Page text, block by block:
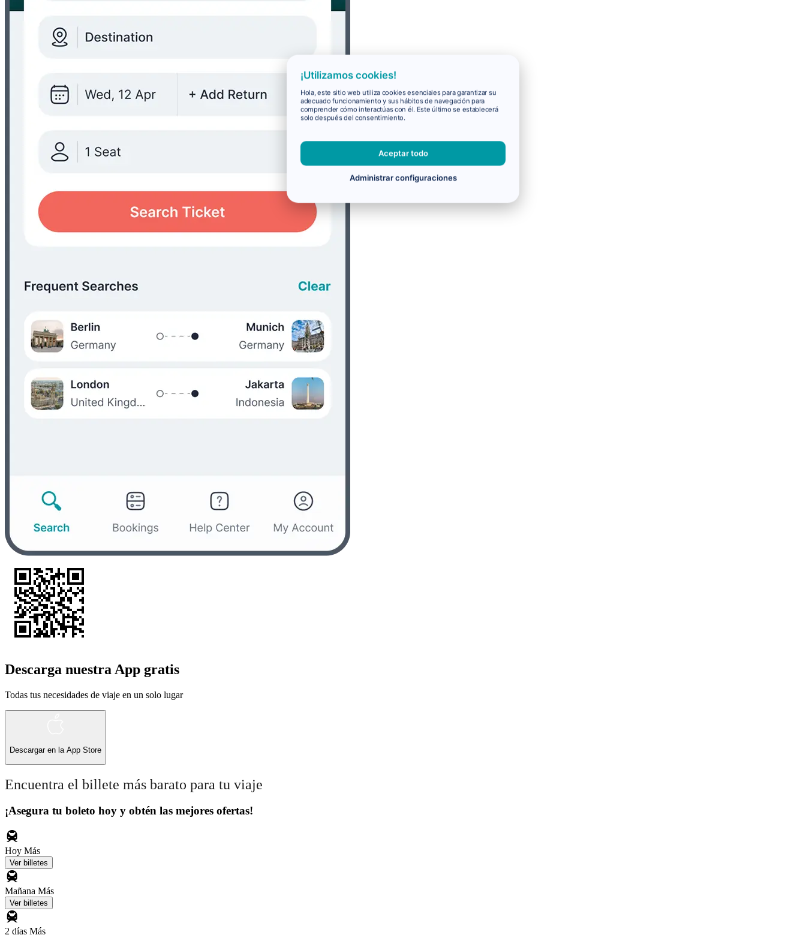
Descarga nuestra App gratis
Todas tus necesidades de viaje en un solo lugar
Descargar en la App Store
Encuentra el billete más barato para tu viaje
¡Asegura tu boleto hoy y obtén las mejores ofertas!
Hoy Más
Ver billetes
Mañana Más
Ver billetes
2 días Más
¡Utilizamos cookies!
Hola, este sitio web utiliza cookies esenciales para garantizar su
adecuado funcionamiento y sus hábitos de navegación para
comprender cómo interactúas con él. Este último se establecerá
solo después del consentimiento.
Aceptar todo
Administrar configuraciones